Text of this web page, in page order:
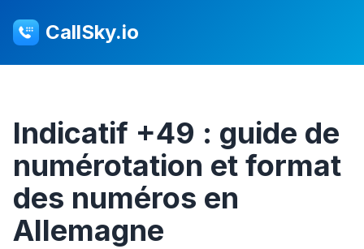
CallSky.io
Indicatif +49 : guide de
numérotation et format
des numéros en
Allemagne